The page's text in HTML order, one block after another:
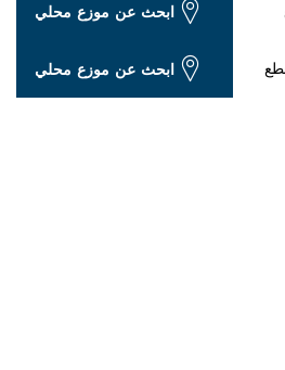
ابحث عن موزع محلي
ابحث عن موزع محلي